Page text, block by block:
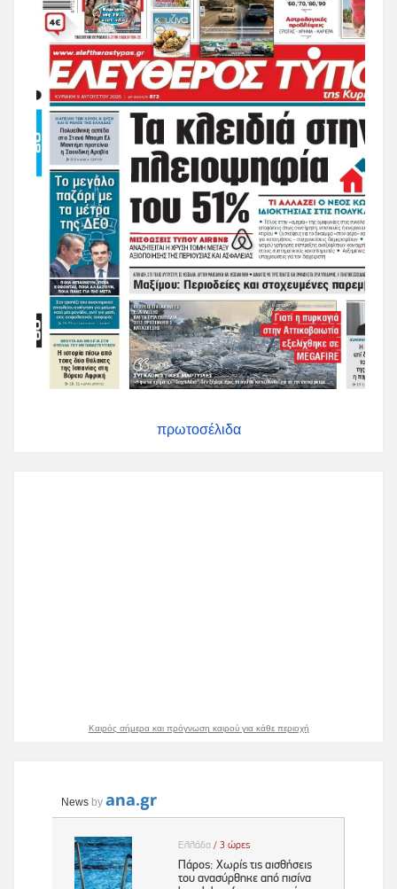
πρωτοσέλιδα
Καιρός σήμερα και πρόγνωση καιρού για κάθε περιοχή